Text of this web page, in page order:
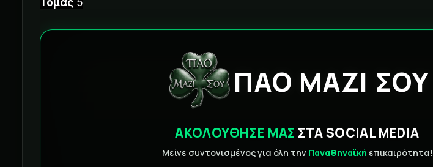
Τόμας 5
ΠΑΟ ΜΑΖΙ ΣΟΥ
ΑΚΟΛΟΥΘΗΣΕ ΜΑΣ ΣΤΑ SOCIAL MEDIA
Μείνε συντονισμένος για όλη την Παναθηναϊκή επικαιρότητα!